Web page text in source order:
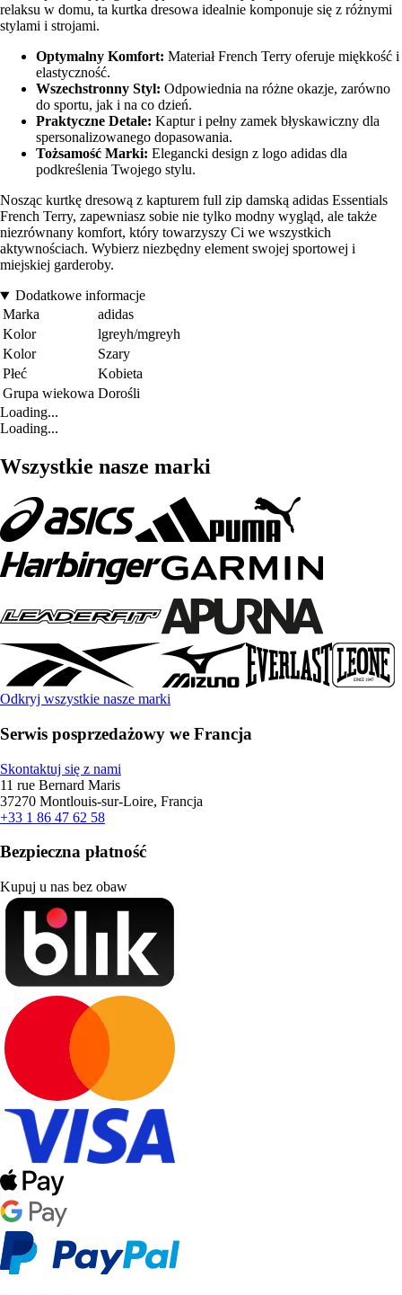
relaksu w domu, ta kurtka dresowa idealnie komponuje się z różnymi
stylami i strojami.
Optymalny Komfort: Materiał French Terry oferuje miękkość i
elastyczność.
Wszechstronny Styl: Odpowiednia na różne okazje, zarówno
do sportu, jak i na co dzień.
Praktyczne Detale: Kaptur i pełny zamek błyskawiczny dla
spersonalizowanego dopasowania.
Tożsamość Marki: Elegancki design z logo adidas dla
podkreślenia Twojego stylu.
Nosząc kurtkę dresową z kapturem full zip damską adidas Essentials
French Terry, zapewniasz sobie nie tylko modny wygląd, ale także
niezrównany komfort, który towarzyszy Ci we wszystkich
aktywnościach. Wybierz niezbędny element swojej sportowej i
miejskiej garderoby.
Dodatkowe informacje
Marka
adidas
Kolor
lgreyh/mgreyh
Kolor
Szary
Płeć
Kobieta
Grupa wiekowa Dorośli
Loading...
Loading...
Wszystkie nasze marki
Odkryj wszystkie nasze marki
Serwis posprzedażowy we Francja
Skontaktuj się z nami
11 rue Bernard Maris
37270 Montlouis-sur-Loire, Francja
+33 1 86 47 62 58
Bezpieczna płatność
Kupuj u nas bez obaw